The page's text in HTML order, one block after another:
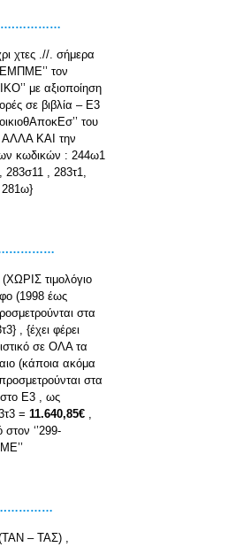
χτες .//. σήμερα
τον
με αξιοποίηση
σε βιβλία – Ε3
του
ΑΛΛΑ ΚΑΙ την
κωδικών : 244ω1
, 283τ1,
281ω}
τιμολόγιο
(1998 έως
στα
, {έχει φέρει
σε ΟΛΑ τα
(κάποια ακόμα
στα
στο Ε3 , ως
= 11.640,85€ ,
‘’299-
– ΤΑΣ) ,